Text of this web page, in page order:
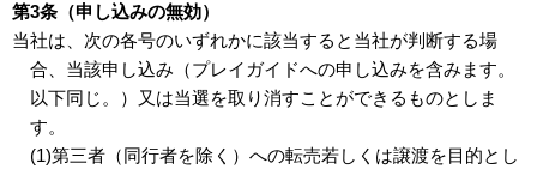
第3条（申し込みの無効）
当社は、次の各号のいずれかに該当すると当社が判断する場
合、当該申し込み（プレイガイドへの申し込みを含みます。
以下同じ。）又は当選を取り消すことができるものとしま
す。
(1)第三者（同行者を除く）への転売若しくは譲渡を目的とし